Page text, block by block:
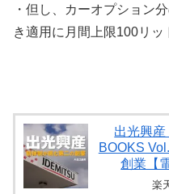
・但し、カーオプション
き適用に月間上限100リッ
出光興
BOOKS
創業【
楽